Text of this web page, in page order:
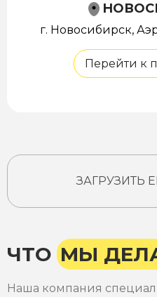
г. Новосибирск,
Перейти к
ЗАГРУЗИТЬ
ЧТО МЫ
Наша компания